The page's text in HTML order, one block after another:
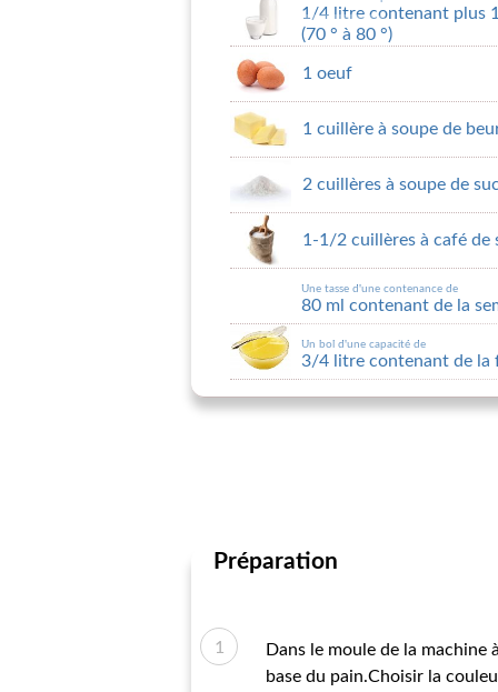
1/4 litre contenant plus
(70 ° à 80 °)
1 oeuf
1 cuillère à soupe de
2 cuillères à soupe de
1-1/2 cuillères à café de
Une tasse d'une contenance de
80 ml contenant de la
Un bol d'une capacité de
3/4 litre contenant de la
Préparation
Dans le moule de la
base du pain.Choisir la